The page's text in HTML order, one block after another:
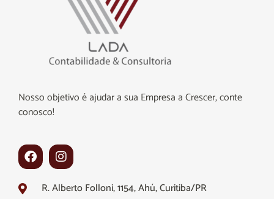
Nosso objetivo é ajudar a sua Empresa a Crescer, conte
conosco!
R. Alberto Folloni, 1154, Ahú, Curitiba/PR